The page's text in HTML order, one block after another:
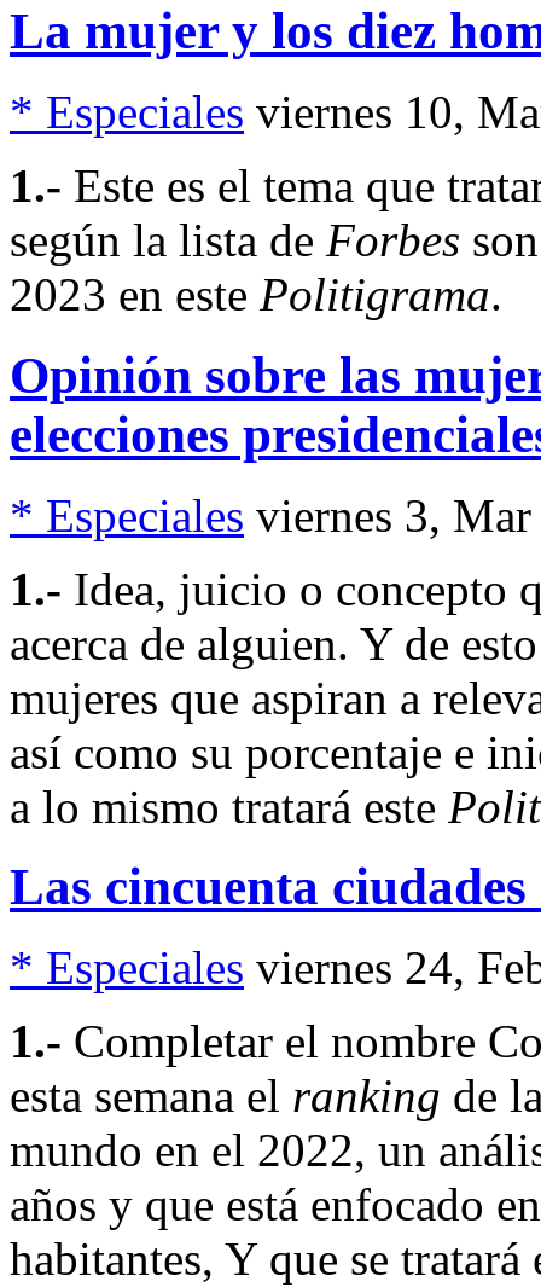
La mujer y los diez
* Especiales viernes 10,
1.- Este es el tema que
según la lista de Forbes
2023 en este Politigrama.
Opinión sobre las
elecciones
* Especiales viernes 3,
1.- Idea, juicio o concepto
acerca de alguien. Y de
mujeres que aspiran a
así como su porcentaje e
a lo mismo tratará este
Las cincuenta
* Especiales viernes 24,
1.- Completar el nombre
esta semana el ranking de
mundo en el 2022, un
años y que está enfocado
habitantes, Y que se tratará